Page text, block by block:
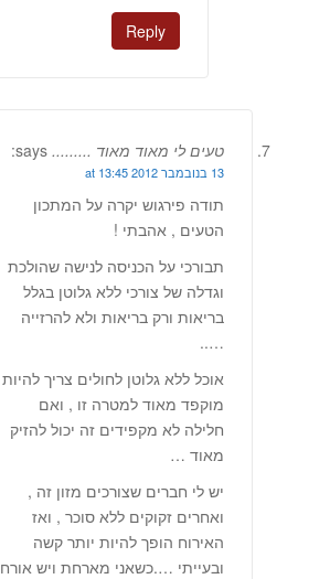
Reply
טעים לי מאוד מאוד ......... says:
13 בנובמבר 2012 at 13:45
תודה פירגוש יקרה על המתכון
הטעים , אהבתי !
תבורכי על הכניסה לנישה שהולכת
וגדלה של צורכי ללא גלוטן בגלל
בריאות ורק בריאות ולא להרזייה
…..
אוכל ללא גלוטן לחולים צריך להיות
מוקפד מאוד למטרה זו , ואם
חלילה לא מקפידים זה יכול להזיק
מאוד …
יש לי חברים שצורכים מזון זה ,
ואחרים זקוקים ללא סוכר , ואז
האירוח הופך להיות יותר קשה
ובעייתי ….כשאני מארחת ויש אורח